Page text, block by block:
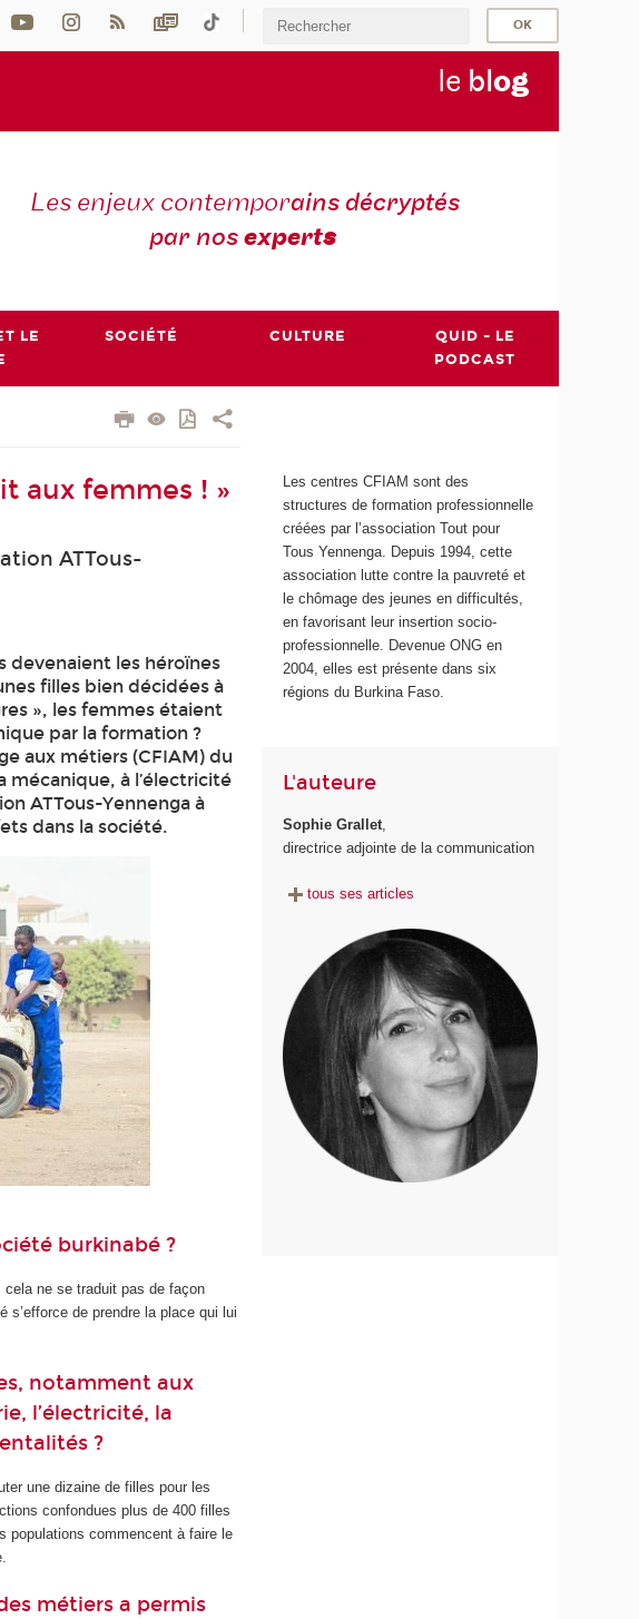
le blog
Les enjeux contemporains décryptés
par nosexperts
LE
SOCIÉTÉ CULTURE
QUID - LE
PODCAST
aux femmes ! »
ATTous-
devenaient les héroïnes
filles bien décidées à
», les femmes étaient
par la formation ?
aux métiers (CFIAM) du
mécanique, à l’électricité
ATTous-Yennenga à
dans la société.
burkinabé ?
ne se traduit pas de façon
de prendre la place qui lui
notamment aux
l’électricité, la
?
une dizaine de filles pour les
confondues plus de 400 filles
populations commencent à faire le
métiers a permis
Les centres CFIAM sont des
structures de formation professionnelle
créées par l’association Tout pour
Tous Yennenga. Depuis 1994, cette
association lutte contre la pauvreté et
le chômage des jeunes en difficultés,
en favorisant leur insertion socio-
professionnelle. Devenue ONG en
2004, elles est présente dans six
régions du Burkina Faso.
L'auteure
Sophie Grallet,
directrice adjointe de la communication
tous ses articles